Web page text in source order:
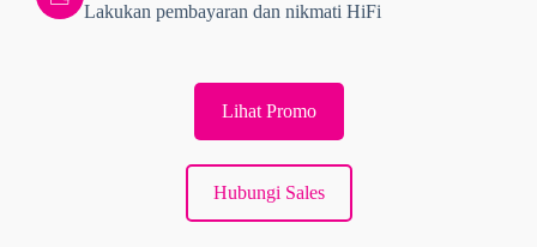
Lakukan pembayaran dan nikmati HiFi
Lihat Promo
Hubungi Sales